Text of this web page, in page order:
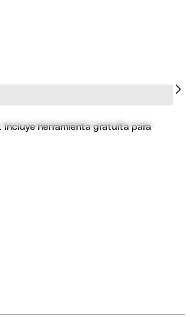
herramienta gratuita para